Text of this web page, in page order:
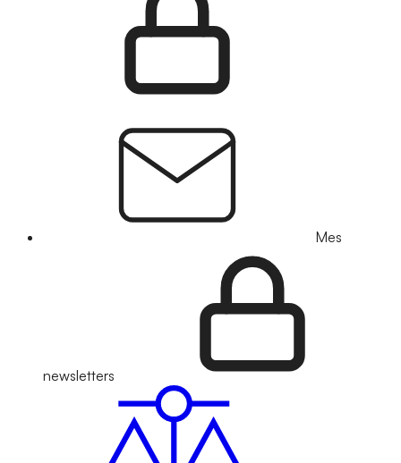
Mes
newsletters